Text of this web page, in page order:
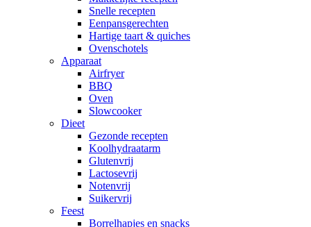
Snelle recepten
Eenpansgerechten
Hartige taart & quiches
Ovenschotels
Apparaat
Airfryer
BBQ
Oven
Slowcooker
Dieet
Gezonde recepten
Koolhydraatarm
Glutenvrij
Lactosevrij
Notenvrij
Suikervrij
Feest
Borrelhapjes en snacks